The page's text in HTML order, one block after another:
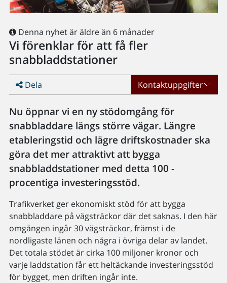
Denna nyhet är äldre än 6 månader
Vi förenklar för att få fler
snabbladdstationer
Dela Kontaktuppgifter
Nu öppnar vi en ny stödomgång för
snabbladdare längs större vägar. Längre
etableringstid och lägre driftskostnader ska
göra det mer attraktivt att bygga
snabbladdstationer med detta 100 -
procentiga investeringsstöd.
Trafikverket ger ekonomiskt stöd för att bygga
snabbladdare på vägsträckor där det saknas. I den här
omgången ingår 30 vägsträckor, främst i de
nordligaste länen och några i övriga delar av landet.
Det totala stödet är cirka 100 miljoner kronor och
varje laddstation får ett heltäckande investeringsstöd
för bygget, men driften ingår inte.